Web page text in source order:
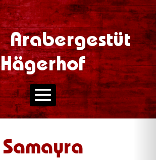
Arabergestüt
Hägerhof
Samayra